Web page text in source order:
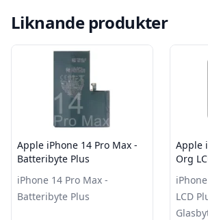
Liknande produkter
Apple iPhone 14 Pro Max -
Batteribyte Plus
iPhone 14 Pro Max -
Batteribyte Plus
Apple
Org
iPhone
LCD